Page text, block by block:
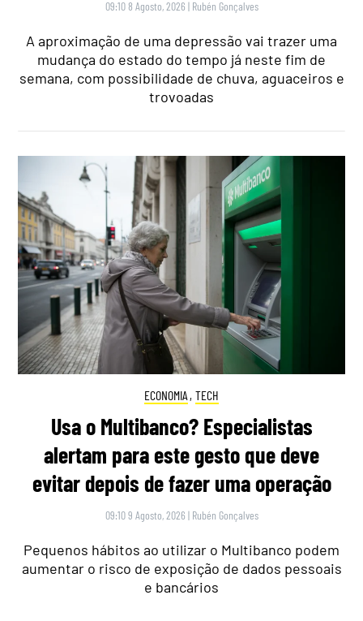
09:10 8 Agosto, 2026 | Rubén Gonçalves
A aproximação de uma depressão vai trazer uma
mudança do estado do tempo já neste fim de
semana, com possibilidade de chuva, aguaceiros e
trovoadas
ECONOMIA , TECH
Usa o Multibanco? Especialistas
alertam para este gesto que deve
evitar depois de fazer uma operação
09:10 9 Agosto, 2026 | Rubén Gonçalves
Pequenos hábitos ao utilizar o Multibanco podem
aumentar o risco de exposição de dados pessoais
e bancários